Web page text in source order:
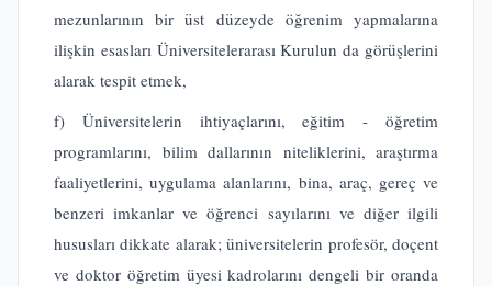
mezunlarının bir üst düzeyde öğrenim yapmalarına
ilişkin esasları Üniversitelerarası Kurulun da görüşlerini
alarak tespit etmek,
f) Üniversitelerin ihtiyaçlarını, eğitim - öğretim
programlarını, bilim dallarının niteliklerini, araştırma
faaliyetlerini, uygulama alanlarını, bina, araç, gereç ve
benzeri imkanlar ve öğrenci sayılarını ve diğer ilgili
hususları dikkate alarak; üniversitelerin profesör, doçent
ve doktor öğretim üyesi kadrolarını dengeli bir oranda